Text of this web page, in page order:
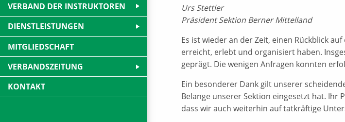
Urs Stettler
Präsident Sektion Berner Mittelland
Es ist wieder an der Zeit, einen Rückblick
erreicht, erlebt und organisiert haben.
geprägt. Die wenigen Anfragen konnten
Ein besonderer Dank gilt unserer
Belange unserer Sektion eingesetzt hat. Ihr
dass wir auch weiterhin auf tatkräftige
VERBAND DER INSTRUKTOREN
DIENSTLEISTUNGEN
MITGLIEDSCHAFT
VERBANDSZEITUNG
KONTAKT